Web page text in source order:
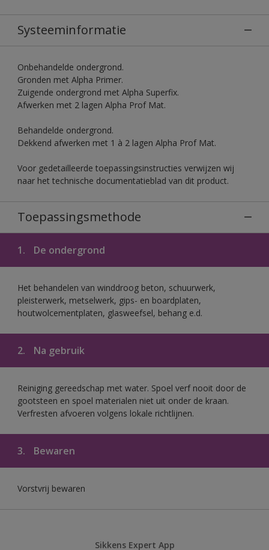
Systeeminformatie
Onbehandelde ondergrond.
Gronden met Alpha Primer.
Zuigende ondergrond met Alpha Superfix.
Afwerken met 2 lagen Alpha Prof Mat.
Behandelde ondergrond.
Dekkend afwerken met 1 à 2 lagen Alpha Prof Mat.
Voor gedetailleerde toepassingsinstructies verwijzen wij
naar het technische documentatieblad van dit product.
Toepassingsmethode
1. De ondergrond
Het behandelen van winddroog beton, schuurwerk,
pleisterwerk, metselwerk, gips- en boardplaten,
houtwolcementplaten, glasweefsel, behang e.d.
2. Na gebruik
Reiniging gereedschap met water. Spoel verf nooit door de
gootsteen en spoel materialen niet uit onder de kraan.
Verfresten afvoeren volgens lokale richtlijnen.
3. Bewaren
Vorstvrij bewaren
Sikkens Expert App